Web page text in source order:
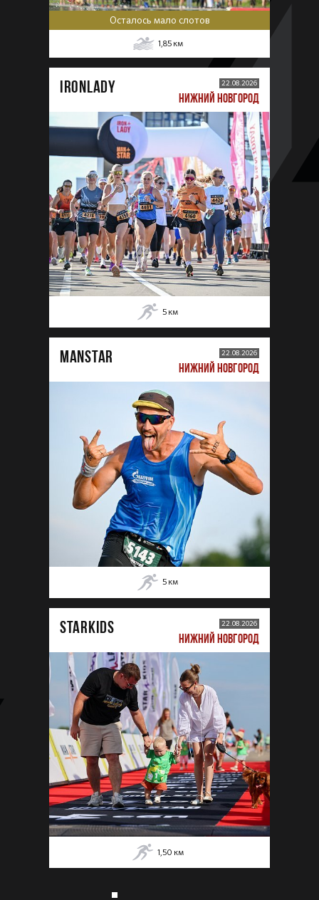
Осталось мало слотов
1,85 км
IRONLADY 22.08.2026
НИЖНИЙ НОВГОРОД
5 км
MANSTAR 22.08.2026
НИЖНИЙ НОВГОРОД
5 км
STARKIDS 22.08.2026
НИЖНИЙ НОВГОРОД
1,50 км